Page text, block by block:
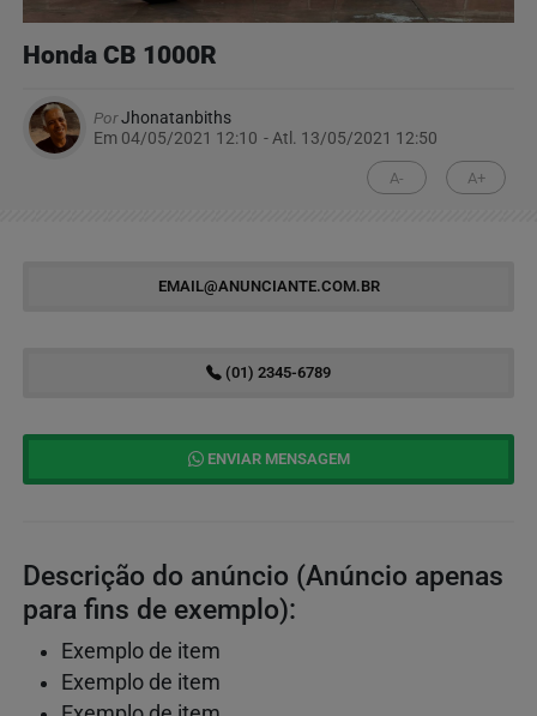
Honda CB 1000R
PorJhonatanbiths
Em 04/05/2021 12:10 - Atl. 13/05/2021 12:50
A- A+
EMAIL@ANUNCIANTE.COM.BR
(01) 2345-6789
ENVIAR MENSAGEM
Descrição do anúncio (Anúncio apenas
para fins de exemplo):
Exemplo de item
Exemplo de item